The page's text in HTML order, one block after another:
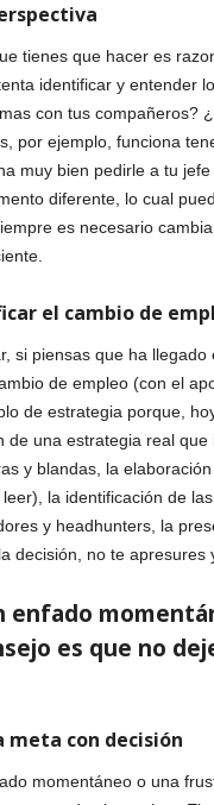
tienes que hacer es
identificar y entender
con tus compañeros?
por ejemplo, funciona
muy bien pedirle a tu jefe
diferente, lo cual
es necesario
el cambio de
si piensas que ha
de empleo (con el
de estrategia porque,
de una estrategia real
y blandas, la
la identificación de
y headhunters, la
decisión, no te
enfado
es que no
meta con decisión
momentáneo o una